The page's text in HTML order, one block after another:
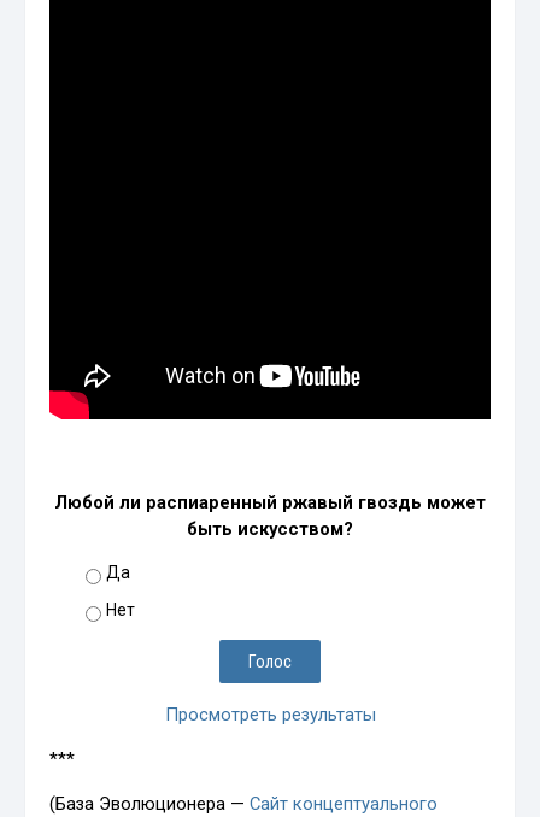
Любой ли распиаренный ржавый гвоздь может
быть искусством?
Да
Нет
Просмотреть результаты
***
(База Эволюционера —Сайт концептуального